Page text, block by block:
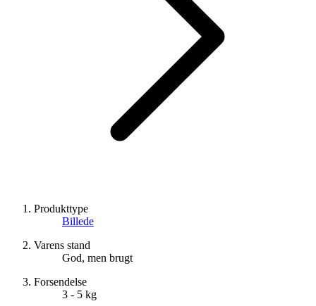
Produkttype
Billede
Varens stand
God, men brugt
Forsendelse
3 - 5 kg